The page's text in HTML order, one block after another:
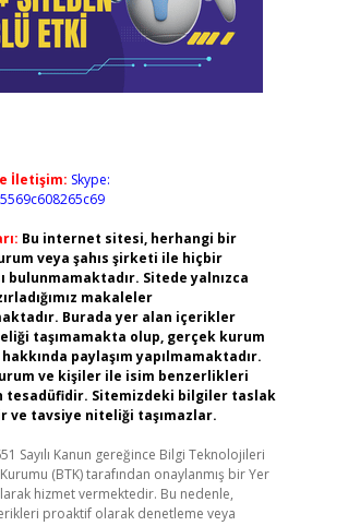
İletişim: Skype:
Bu internet sitesi, herhangi bir
veya şahıs şirketi ile hiçbir
bulunmamaktadır. Sitede yalnızca
makaleler
Burada yer alan içerikler
taşımamakta olup, gerçek kurum
paylaşım yapılmamaktadır.
ve kişiler ile isim benzerlikleri
tesadüfidir. Sitemizdeki bilgiler taslak
ve tavsiye niteliği taşımazlar.
Sayılı Kanun gereğince Bilgi Teknolojileri
(BTK) tarafından onaylanmış bir Yer
hizmet vermektedir. Bu nedenle,
proaktif olarak denetleme veya